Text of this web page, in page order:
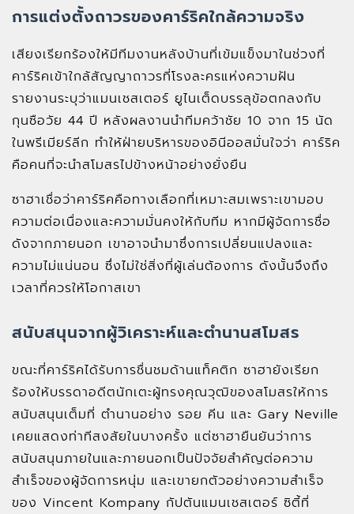
การแต่งตั้งถาวรของคาร์ริคใกล้ความจริง
เสียงเรียกร้องให้มีทีมงานหลังบ้านที่เข้มแข็งมาในช่วงที่
คาร์ริคเข้าใกล้สัญญาถาวรที่โรงละครแห่งความฝัน
รายงานระบุว่าแมนเชสเตอร์ ยูไนเต็ดบรรลุข้อตกลงกับ
กุนซือวัย 44 ปี หลังผลงานนำทีมคว้าชัย 10 จาก 15 นัด
ในพรีเมียร์ลีก ทำให้ฝ่ายบริหารของอินีออสมั่นใจว่า คาร์ริค
คือคนที่จะนำสโมสรไปข้างหน้าอย่างยั่งยืน
ซาฮาเชื่อว่าคาร์ริคคือทางเลือกที่เหมาะสมเพราะเขามอบ
ความต่อเนื่องและความมั่นคงให้กับทีม หากมีผู้จัดการชื่อ
ดังจากภายนอก เขาอาจนำมาซึ่งการเปลี่ยนแปลงและ
ความไม่แน่นอน ซึ่งไม่ใช่สิ่งที่ผู้เล่นต้องการ ดังนั้นจึงถึง
เวลาที่ควรให้โอกาสเขา
สนับสนุนจากผู้วิเคราะห์และตำนานสโมสร
ขณะที่คาร์ริคได้รับการชื่นชมด้านแท็คติก ซาฮายังเรียก
ร้องให้บรรดาอดีตนักเตะผู้ทรงคุณวุฒิของสโมสรให้การ
สนับสนุนเต็มที่ ตำนานอย่าง รอย คีน และ Gary Neville
เคยแสดงท่าทีสงสัยในบางครั้ง แต่ซาฮายืนยันว่าการ
สนับสนุนภายในและภายนอกเป็นปัจจัยสำคัญต่อความ
สำเร็จของผู้จัดการหนุ่ม และเขายกตัวอย่างความสำเร็จ
ของ Vincent Kompany กัปตันแมนเชสเตอร์ ซิตี้ที่